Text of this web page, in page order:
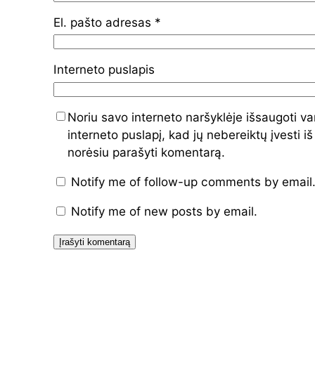
El. pašto adresas *
Interneto puslapis
Noriu savo interneto naršyklėje išsaugoti
interneto puslapį, kad jų nebereiktų įvesti
norėsiu parašyti komentarą.
Notify me of follow-up comments by email.
Notify me of new posts by email.